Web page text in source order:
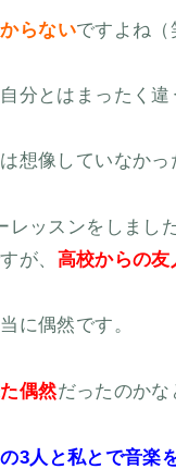
らないですよね（
分とはまったく
想像していなかっ
ッスンをしました
が、 高校からの友
に偶然です。
偶然だったのかな
3人と私とで音楽